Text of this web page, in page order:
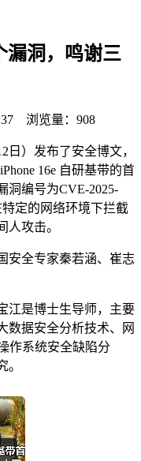
漏洞，鸣谢三
浏览量： 908
日）发布了安全博文，
16e 自研基带的首
洞编号为CVE-2025-
定的网络环境下拦截
人攻击。
安全专家秦若涵、崔志
江是博士生导师，主要
数据安全分析技术、网
作系统安全缺陷分
。